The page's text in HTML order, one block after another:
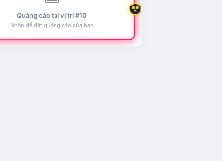
Quảng cáo tại vị trí #10
Nhấn để đặt quảng cáo của bạn